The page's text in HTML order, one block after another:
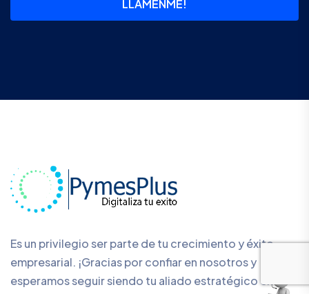
LLAMENME!
Es un privilegio ser parte de tu crecimiento y éxito
empresarial. ¡Gracias por confiar en nosotros y
esperamos seguir siendo tu aliado estratégico en el